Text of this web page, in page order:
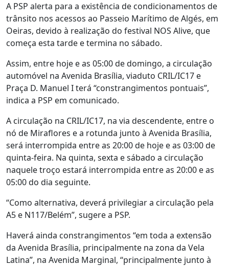
A PSP alerta para a existência de condicionamentos de
trânsito nos acessos ao Passeio Marítimo de Algés, em
Oeiras, devido à realização do festival NOS Alive, que
começa esta tarde e termina no sábado.
Assim, entre hoje e as 05:00 de domingo, a circulação
automóvel na Avenida Brasília, viaduto CRIL/IC17 e
Praça D. Manuel I terá “constrangimentos pontuais”,
indica a PSP em comunicado.
A circulação na CRIL/IC17, na via descendente, entre o
nó de Miraflores e a rotunda junto à Avenida Brasília,
será interrompida entre as 20:00 de hoje e as 03:00 de
quinta-feira. Na quinta, sexta e sábado a circulação
naquele troço estará interrompida entre as 20:00 e as
05:00 do dia seguinte.
“Como alternativa, deverá privilegiar a circulação pela
A5 e N117/Belém”, sugere a PSP.
Haverá ainda constrangimentos “em toda a extensão
da Avenida Brasília, principalmente na zona da Vela
Latina”, na Avenida Marginal, “principalmente junto à